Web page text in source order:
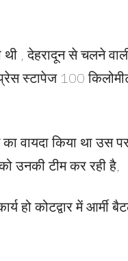
, देहरादून से चलने
स्टापेज 100
वायदा किया था उस
उनकी टीम कर रही है,
हो कोटद्वार में आर्मी